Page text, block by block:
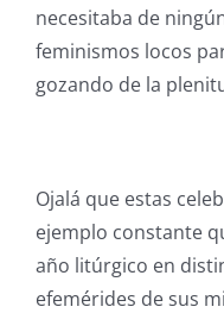
necesitaba de
feminismos locos
gozando de la
Ojalá que estas
ejemplo constante
año litúrgico en
efemérides de sus